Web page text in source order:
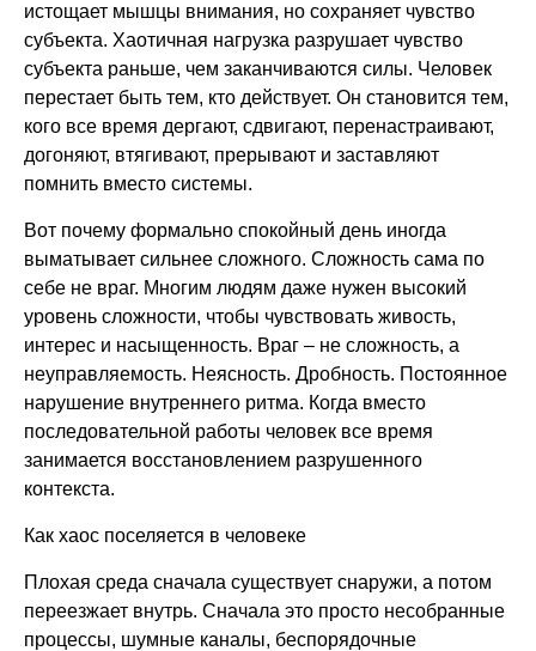
истощает мышцы внимания, но сохраняет чувство
субъекта. Хаотичная нагрузка разрушает чувство
субъекта раньше, чем заканчиваются силы. Человек
перестает быть тем, кто действует. Он становится тем,
кого все время дергают, сдвигают, перенастраивают,
догоняют, втягивают, прерывают и заставляют
помнить вместо системы.
Вот почему формально спокойный день иногда
выматывает сильнее сложного. Сложность сама по
себе не враг. Многим людям даже нужен высокий
уровень сложности, чтобы чувствовать живость,
интерес и насыщенность. Враг – не сложность, а
неуправляемость. Неясность. Дробность. Постоянное
нарушение внутреннего ритма. Когда вместо
последовательной работы человек все время
занимается восстановлением разрушенного
контекста.
Как хаос поселяется в человеке
Плохая среда сначала существует снаружи, а потом
переезжает внутрь. Сначала это просто несобранные
процессы, шумные каналы, беспорядочные